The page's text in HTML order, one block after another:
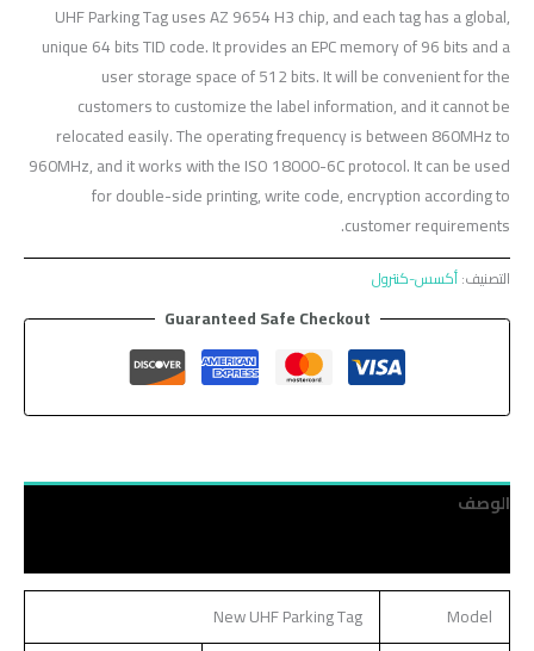
UHF Parking Tag uses AZ 9654 H3 chip, and each tag has a global,
unique 64 bits TID code. It provides an EPC memory of 96 bits and a
user storage space of 512 bits. It will be convenient for the
customers to customize the label information, and it cannot be
relocated easily. The operating frequency is between 860MHz to
960MHz, and it works with the ISO 18000-6C protocol. It can be used
for double-side printing, write code, encryption according to
customer requirements.
التصنيف:أكسس-كنترول
Guaranteed Safe Checkout
الوصف
Model
New UHF Parking Tag